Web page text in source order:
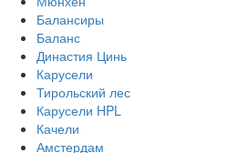
Балансиры
Баланс
Династия Цинь
Карусели
Тирольский лес
Карусели HPL
Качели
Амстердам